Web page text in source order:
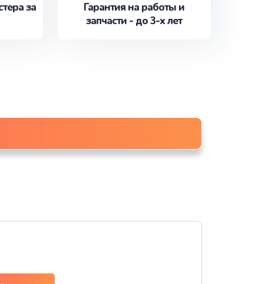
за
Гарантия на работы и
запчасти - до 3-х лет